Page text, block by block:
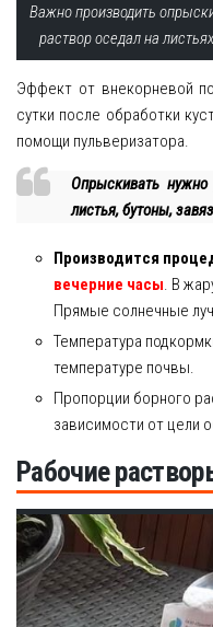
Важно производить
раствор оседал на
Эффект от внекорневой
сутки после обработки
помощи пульверизатора.
Опрыскивать нужно
листья, бутоны,
Производится
вечерние часы. В
Прямые солнечные
Температура
температуре почвы.
Пропорции борного
зависимости от цели
Рабочие